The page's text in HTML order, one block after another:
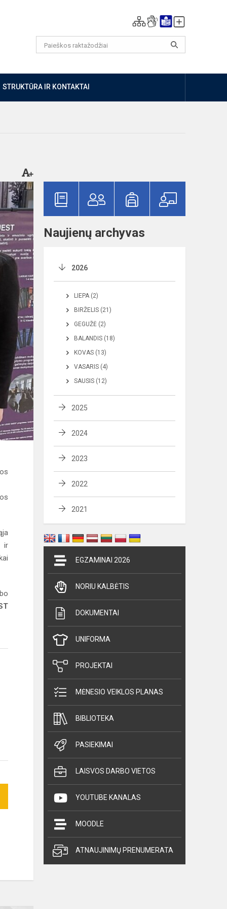
STRUKTŪRA IR KONTAKTAI
ir
Naujienų archyvas
2026
LIEPA (2)
BIRŽELIS (21)
GEGUŽĖ (2)
BALANDIS (18)
KOVAS (13)
VASARIS (4)
SAUSIS (12)
2025
2024
2023
2022
2021
EGZAMINAI 2026
NORIU KALBĖTIS
DOKUMENTAI
UNIFORMA
PROJEKTAI
MĖNESIO VEIKLOS PLANAS
BIBLIOTEKA
PASIEKIMAI
LAISVOS DARBO VIETOS
YOUTUBE KANALAS
MOODLE
ATNAUJINIMŲ PRENUMERATA